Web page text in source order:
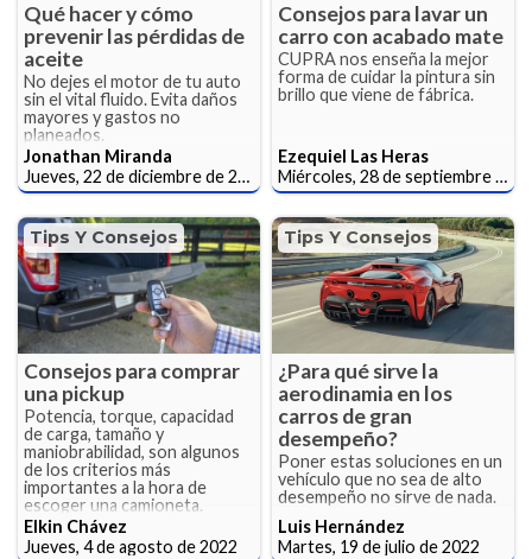
Qué hacer y cómo
prevenir las pérdidas de
aceite
No dejes el motor de tu auto
sin el vital fluido. Evita daños
mayores y gastos no
planeados.
Jonathan Miranda
Jueves, 22 de diciembre de 2022
Consejos para lavar un
carro con acabado mate
CUPRA nos enseña la mejor
forma de cuidar la pintura sin
brillo que viene de fábrica.
Ezequiel Las Heras
Miércoles, 28 de septiembre de 2022
Tips Y Consejos
Consejos para comprar
una pickup
Potencia, torque, capacidad
de carga, tamaño y
maniobrabilidad, son algunos
de los criterios más
importantes a la hora de
escoger una camioneta.
Elkin Chávez
Jueves, 4 de agosto de 2022
Tips Y Consejos
¿Para qué sirve la
aerodinamia en los
carros de gran
desempeño?
Poner estas soluciones en un
vehículo que no sea de alto
desempeño no sirve de nada.
Luis Hernández
Martes, 19 de julio de 2022